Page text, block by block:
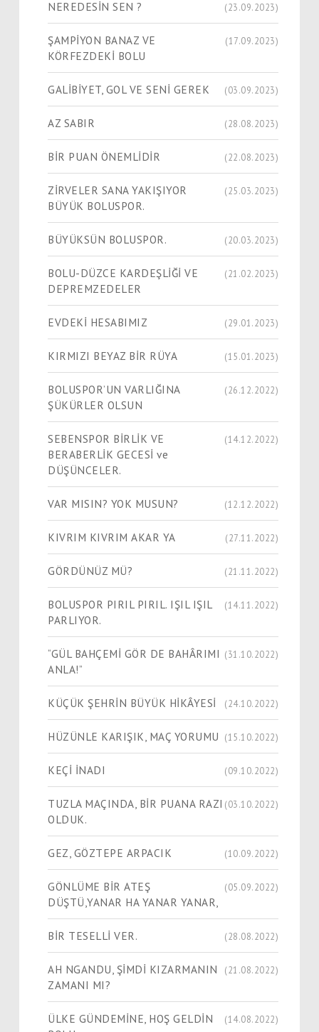
NEREDESİN SEN ? (23.09.2023)
ŞAMPİYON BANAZ VE
KÖRFEZDEKİ BOLU
(17.09.2023)
GALİBİYET, GOL VE SENİ GEREK (03.09.2023)
AZ SABIR (28.08.2023)
BİR PUAN ÖNEMLİDİR (22.08.2023)
ZİRVELER SANA YAKIŞIYOR
BÜYÜK BOLUSPOR.
(25.03.2023)
BÜYÜKSÜN BOLUSPOR. (20.03.2023)
BOLU-DÜZCE KARDEŞLİĞİ VE
DEPREMZEDELER
(21.02.2023)
EVDEKİ HESABIMIZ (29.01.2023)
KIRMIZI BEYAZ BİR RÜYA (15.01.2023)
BOLUSPOR’UN VARLIĞINA
ŞÜKÜRLER OLSUN
(26.12.2022)
SEBENSPOR BİRLİK VE
BERABERLİK GECESİ ve
DÜŞÜNCELER.
(14.12.2022)
VAR MISIN? YOK MUSUN? (12.12.2022)
KIVRIM KIVRIM AKAR YA (27.11.2022)
GÖRDÜNÜZ MÜ? (21.11.2022)
BOLUSPOR PIRIL PIRIL. IŞIL IŞIL
PARLIYOR.
(14.11.2022)
“GÜL BAHÇEMİ GÖR DE BAHÂRIMI
ANLA!”
(31.10.2022)
KÜÇÜK ŞEHRİN BÜYÜK HİKÂYESİ (24.10.2022)
HÜZÜNLE KARIŞIK, MAÇ YORUMU (15.10.2022)
KEÇİ İNADI (09.10.2022)
TUZLA MAÇINDA, BİR PUANA RAZI
OLDUK.
(03.10.2022)
GEZ, GÖZTEPE ARPACIK (10.09.2022)
GÖNLÜME BİR ATEŞ
DÜŞTÜ,YANAR HA YANAR YANAR,
(05.09.2022)
BİR TESELLİ VER. (28.08.2022)
AH NGANDU, ŞİMDİ KIZARMANIN
ZAMANI MI?
(21.08.2022)
ÜLKE GÜNDEMİNE, HOŞ GELDİN
(14.08.2022)